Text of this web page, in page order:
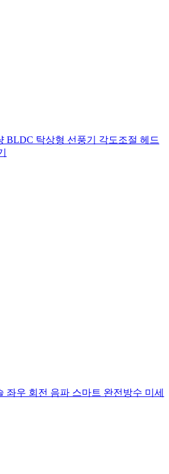
BLDC 탁상형 선풍기 각도조절 헤드
좌우 회전 음파 스마트 완전방수 미세